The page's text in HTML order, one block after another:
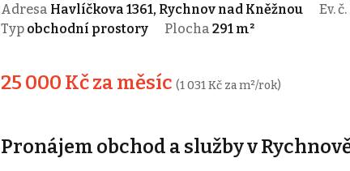
Adresa Havlíčkova 1361, Rychnov nad Kněžnou Ev. č.
Typ obchodní prostory Plocha 291 m²
25 000 Kč za měsíc (1 031 Kč za m²/rok)
Pronájem obchod a služby v